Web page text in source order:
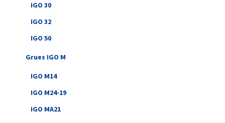
IGO 30
IGO 32
IGO 50
Grues IGO M
IGO M14
IGO M24-19
IGO MA21